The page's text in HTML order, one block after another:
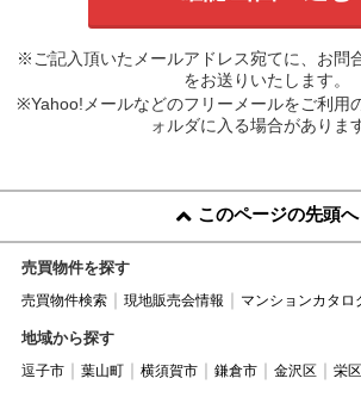
※ご記入頂いたメールアドレス宛てに、お問
をお送りいたします。
※Yahoo!メールなどのフリーメールをご利用
ォルダに入る場合がありま
このページの先頭へ
売買物件を探す
売買物件検索 現地販売会情報 マンションカタロ
地域から探す
逗子市 葉山町 横須賀市 鎌倉市 金沢区 栄区